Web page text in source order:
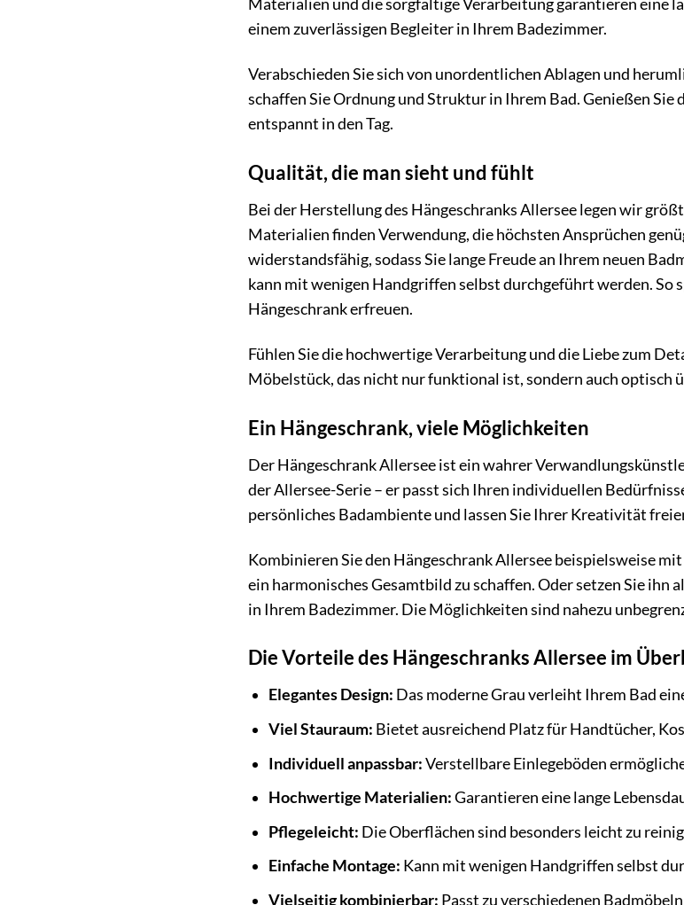
Materialien und die sorgfältige Verarbeitung garantieren eine
einem zuverlässigen Begleiter in Ihrem Badezimmer.
Verabschieden Sie sich von unordentlichen Ablagen und
schaffen Sie Ordnung und Struktur in Ihrem Bad. Genießen
entspannt in den Tag.
Qualität, die man sieht und fühlt
Bei der Herstellung des Hängeschranks Allersee legen wir
Materialien finden Verwendung, die höchsten Ansprüchen
widerstandsfähig, sodass Sie lange Freude an Ihrem neuen
kann mit wenigen Handgriffen selbst durchgeführt werden. So
Hängeschrank erfreuen.
Fühlen Sie die hochwertige Verarbeitung und die Liebe zum
Möbelstück, das nicht nur funktional ist, sondern auch optisch
Ein Hängeschrank, viele Möglichkeiten
Der Hängeschrank Allersee ist ein wahrer
der Allersee-Serie – er passt sich Ihren individuellen
persönliches Badambiente und lassen Sie Ihrer Kreativität
Kombinieren Sie den Hängeschrank Allersee beispielsweise
ein harmonisches Gesamtbild zu schaffen. Oder setzen Sie ihn
in Ihrem Badezimmer. Die Möglichkeiten sind nahezu
Die Vorteile des Hängeschranks Allersee im
Elegantes Design: Das moderne Grau verleiht Ihrem Bad
Viel Stauraum: Bietet ausreichend Platz für Handtücher,
Individuell anpassbar:Verstellbare Einlegeböden
Hochwertige Materialien:Garantieren eine lange
Pflegeleicht: Die Oberflächen sind besonders leicht zu
Einfache Montage: Kann mit wenigen Handgriffen selbst
Vielseitig kombinierbar: Passt zu verschiedenen